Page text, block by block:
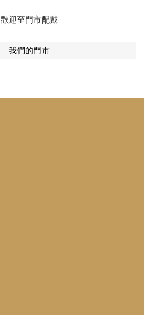
歡迎至門市配戴
我們的門市